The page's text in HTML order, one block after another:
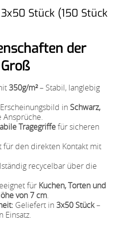
3x50 Stück (150 Stück
der
350g/m²– Stabil, langlebig
inSchwarz,
Ansprüche.
Tragegriffefür sicheren
für den direkten Kontakt mit
recycelbar über die
für Kuchen, Torten und
von 7 cm.
Geliefert in3x50 Stück–
Einsatz.